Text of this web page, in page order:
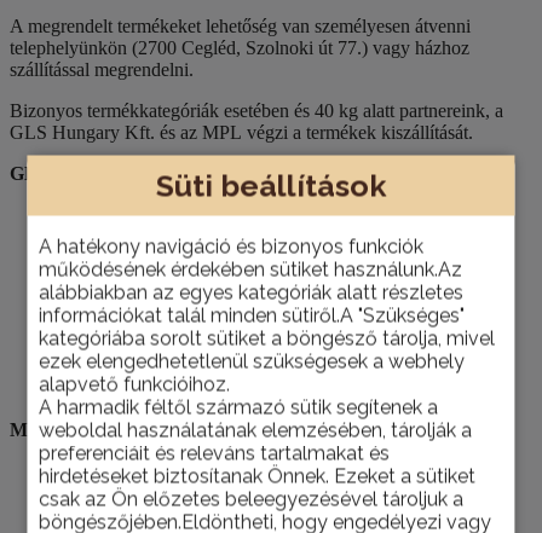
Süti beállítások
A hatékony navigáció és bizonyos funkciók
működésének érdekében sütiket használunk.Az
alábbiakban az egyes kategóriák alatt részletes
információkat talál minden sütiről.A "Szükséges"
kategóriába sorolt sütiket a böngésző tárolja, mivel
ezek elengedhetetlenül szükségesek a webhely
alapvető funkcióihoz.
A harmadik féltől származó sütik segítenek a
weboldal használatának elemzésében, tárolják a
preferenciáit és releváns tartalmakat és
hirdetéseket biztosítanak Önnek. Ezeket a sütiket
csak az Ön előzetes beleegyezésével tároljuk a
böngészőjében.Eldöntheti, hogy engedélyezi vagy
A megrendelt termékeket lehetőség van személyesen átvenni
telephelyünkön (2700 Cegléd, Szolnoki út 77.) vagy házhoz
szállítással megrendelni.
Bizonyos termékkategóriák esetében és 40 kg alatt partnereink, a
GLS Hungary Kft. és az MPL végzi a termékek kiszállítását.
GLS házhoz szállítás díjai:
0-2 kg: 1.340 Ft + ÁFA
2-3 kg: 1.530 Ft + ÁFA
3-5 kg: 1.610 Ft + ÁFA
5-10 kg: 1.780 Ft + ÁFA
10-15 kg: 1.950 Ft + ÁFA
15-20 kg: 2.110 Ft + ÁFA
20-25 kg: 2.305 Ft + ÁFA
25-30 kg: 2.500 Ft + ÁFA
30-40 kg: 3.100 Ft + ÁFA
MPL házhoz szállítás díjai:
0-1 kg: bruttó 1.855 Ft
1-2 kg: bruttó 1.890 Ft
2-3 kg: bruttó 1.945 Ft